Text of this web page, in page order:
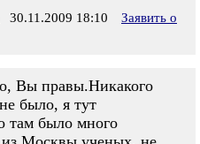
30.11.2009 18:10
Заявить о
Вы правы.Никакого
было, я тут
было много